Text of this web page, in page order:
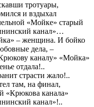
тротуары,
и вздыхал
«Мойке» старый
канал»…
– женщина. И бойко
дела, –
каналу» «Мойка»
отдала!..
страсти жало!..
там, на финал,
«Крюкова канала»
канал»!..